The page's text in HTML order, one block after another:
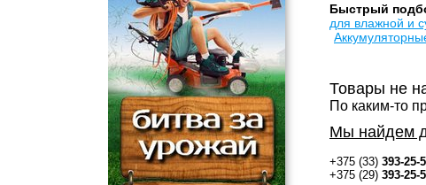
Быстрый
для влажной и
Товары не
По каким-то
Мы найдем
+375 (33) 393-25-
+375 (29) 393-25-